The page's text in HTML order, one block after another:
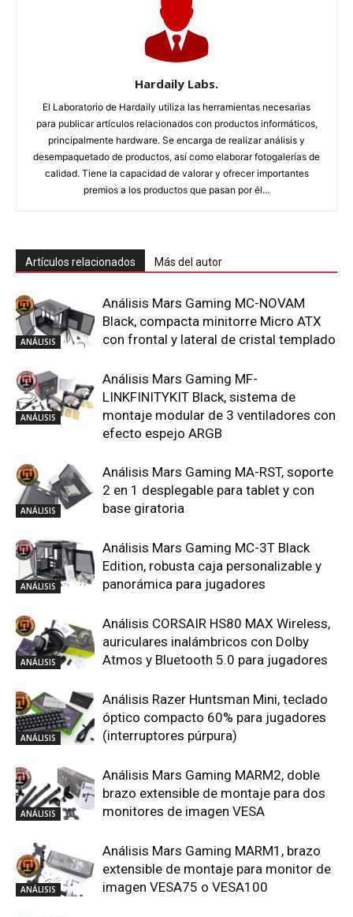
Hardaily Labs.
El Laboratorio de Hardaily utiliza las herramientas necesarias
para publicar artículos relacionados con productos informáticos,
principalmente hardware. Se encarga de realizar análisis y
desempaquetado de productos, así como elaborar fotogalerías de
calidad. Tiene la capacidad de valorar y ofrecer importantes
premios a los productos que pasan por él...
Artículos relacionados Más del autor
ANÁLISIS
Análisis Mars Gaming MC-NOVAM
Black, compacta minitorre Micro ATX
con frontal y lateral de cristal templado
ANÁLISIS
Análisis Mars Gaming MF-
LINKFINITYKIT Black, sistema de
montaje modular de 3 ventiladores con
efecto espejo ARGB
ANÁLISIS
Análisis Mars Gaming MA-RST, soporte
2 en 1 desplegable para tablet y con
base giratoria
ANÁLISIS
Análisis Mars Gaming MC-3T Black
Edition, robusta caja personalizable y
panorámica para jugadores
ANÁLISIS
Análisis CORSAIR HS80 MAX Wireless,
auriculares inalámbricos con Dolby
Atmos y Bluetooth 5.0 para jugadores
ANÁLISIS
Análisis Razer Huntsman Mini, teclado
óptico compacto 60% para jugadores
(interruptores púrpura)
ANÁLISIS
Análisis Mars Gaming MARM2, doble
brazo extensible de montaje para dos
monitores de imagen VESA
ANÁLISIS
Análisis Mars Gaming MARM1, brazo
extensible de montaje para monitor de
imagen VESA75 o VESA100